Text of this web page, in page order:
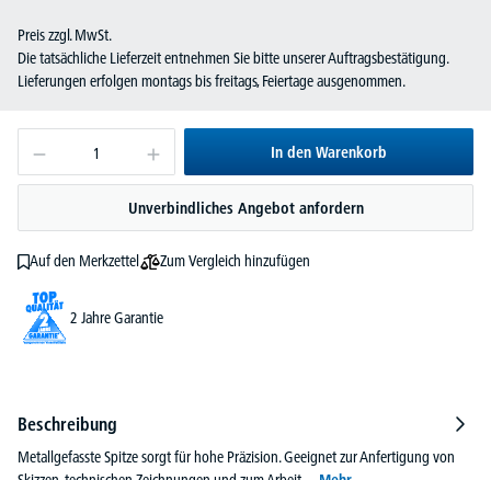
Preis zzgl. MwSt.
Die tatsächliche Lieferzeit entnehmen Sie bitte unserer Auftragsbestätigung.
Lieferungen erfolgen montags bis freitags, Feiertage ausgenommen.
In den Warenkorb
Unverbindliches Angebot anfordern
Auf den Merkzettel Zum Vergleich hinzufügen
2 Jahre Garantie
Beschreibung
Metallgefasste Spitze sorgt für hohe Präzision. Geeignet zur Anfertigung von